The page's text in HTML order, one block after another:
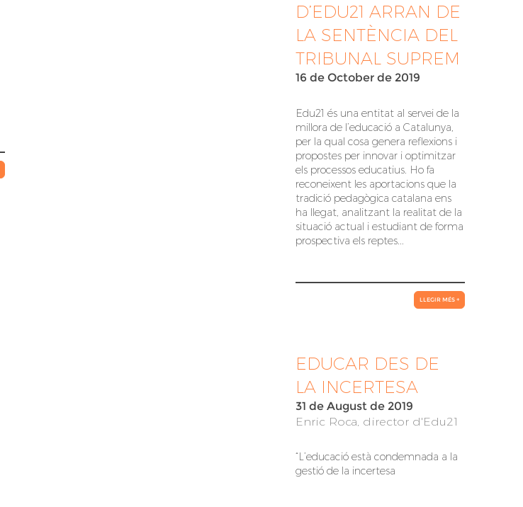
D’EDU21 ARRAN DE
LA SENTÈNCIA DEL
TRIBUNAL SUPREM
16 de October de 2019
Edu21 és una entitat al servei de la
millora de l’educació a Catalunya,
per la qual cosa genera reflexions i
propostes per innovar i optimitzar
els processos educatius. Ho fa
reconeixent les aportacions que la
tradició pedagògica catalana ens
ha llegat, analitzant la realitat de la
situació actual i estudiant de forma
prospectiva els reptes...
LLEGIR MÉS +
EDUCAR DES DE
LA INCERTESA
31 de August de 2019
Enric Roca, director d'Edu21
“L’educació està condemnada a la
gestió de la incertesa